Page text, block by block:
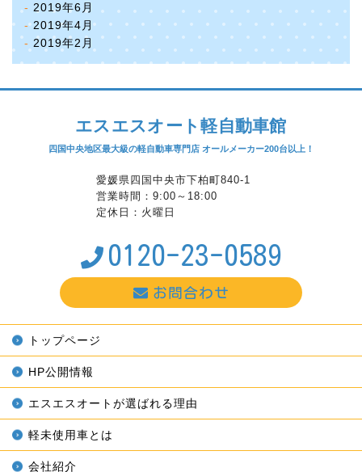
2019年6月
2019年4月
2019年2月
エスエスオート軽自動車館
四国中央地区最大級の軽自動車専門店 オールメーカー200台以上！
愛媛県四国中央市下柏町840-1
営業時間：9:00～18:00
定休日：火曜日
0120-23-0589
お問合わせ
トップページ
HP公開情報
エスエスオートが選ばれる理由
軽未使用車とは
会社紹介